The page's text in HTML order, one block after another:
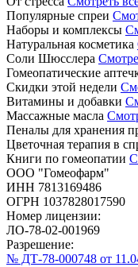
Популярные спреи
Наборы и комплексы
Натуральная косметика
Соли Шюсслера
Гомеопатические
Скидки этой недели
Витамины и добавки
Массажные масла
Пеналы для хранения
Цветочная терапия в
Книги по гомеопатии
ООО "Гомеофарм"
ИНН 7813169486
ОГРН 1037828017590
Номер лицензии:
ЛО-78-02-001969
Разрешение:
№ ДТ-78-000748 от